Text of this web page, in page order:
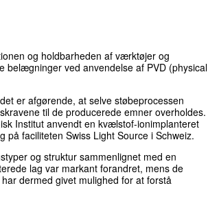
og holdbarheden af værktøjer og
belægninger ved anvendelse af PVD (physical
er afgørende, at selve støbeprocessen
til de producerede emner overholdes.
Institut anvendt en kvælstof-ionimplanteret
faciliteten Swiss Light Source i Schweiz.
og struktur sammenlignet med en
lag var markant forandret, mens de
dermed givet mulighed for at forstå